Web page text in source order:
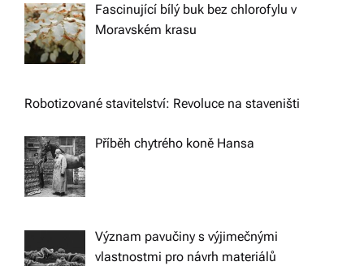
Fascinující bílý buk bez chlorofylu v
Moravském krasu
Robotizované stavitelství: Revoluce na staveništi
Příběh chytrého koně Hansa
Význam pavučiny s výjimečnými
vlastnostmi pro návrh materiálů